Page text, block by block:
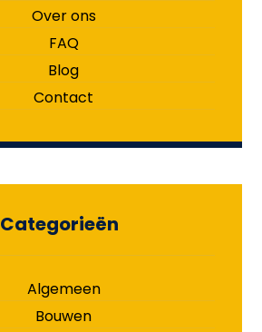
Over ons
FAQ
Blog
Contact
Categorieën
Algemeen
Bouwen